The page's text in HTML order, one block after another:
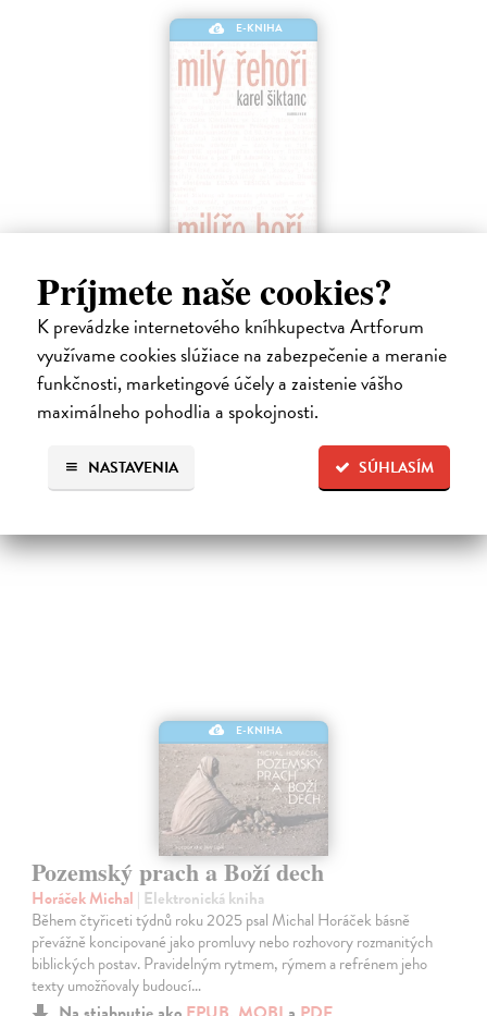
Príjmete naše cookies?
K prevádzke internetového kníhkupectva Artforum
využívame cookies slúžiace na zabezpečenie a meranie
funkčnosti, marketingové účely a zaistenie vášho
maximálneho pohodlia a spokojnosti.
SÚHLASÍM
NASTAVENIA
E-KNIHA
Milý Řehoři, milíře hoří
Šiktanc Karel| Elektronická kniha
Kniha představuje básníka Karla Šiktance (1928-2021) jako autora
důvtipných slovních hádanek. V této oblasti proslul především
přesmyčkami, ale už od konce 40. let tvořil také krátké rýmované
hádanky,…
Na stiahnutie akoPDF
11,00 €
E-KNIHA
Pozemský prach a Boží dech
Horáček Michal | Elektronická kniha
Během čtyřiceti týdnů roku 2025 psal Michal Horáček básně
převážně koncipované jako promluvy nebo rozhovory rozmanitých
biblických postav. Pravidelným rytmem, rýmem a refrénem jeho
texty umožňovaly budoucí…